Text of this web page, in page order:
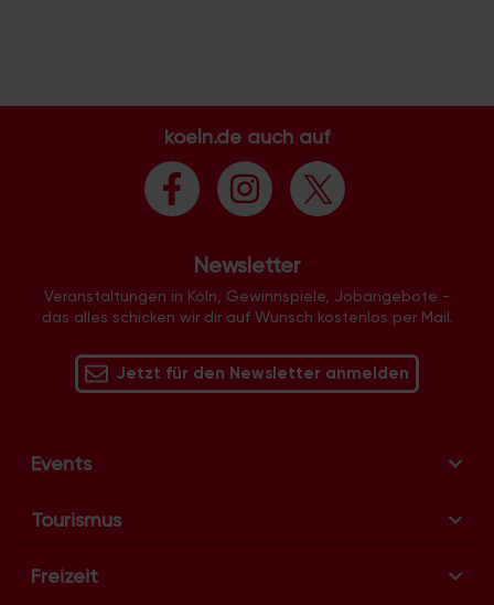
koeln.de auch auf
Newsletter
Veranstaltungen in Köln, Gewinnspiele, Jobangebote -
das alles schicken wir dir auf Wunsch kostenlos per Mail.
Jetzt für den Newsletter anmelden
Events
Tourismus
Freizeit